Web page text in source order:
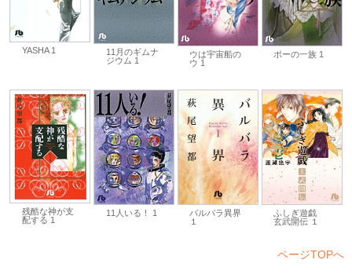
YASHA 1
11月のギムナ
ジウム 1
ウは宇宙船の
ウ 1
ポーの一族 1
残酷な神が支
配する 1
11人いる！ 1
バルバラ異界
１
ふしぎ遊戯
玄武開伝 １
ページTOPへ